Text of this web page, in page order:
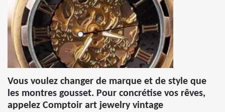
Vous voulez changer de marque et de style que
les montres gousset. Pour concrétise vos rêves,
appelez Comptoir art jewelry vintage